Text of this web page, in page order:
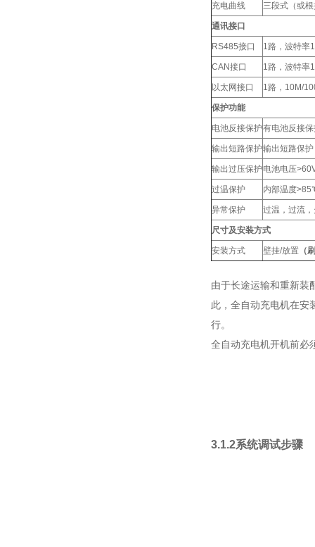
充电曲线 三段式（或
通讯接口
RS485接口 1路，波特率
CAN接口 1路，波特率
以太网接口 1路，10M/
保护功能
电池反接保护有电池反接
输出短路保护输出短路保
输出过压保护电池电压
过温保护 内部温度
异常保护 过温，过流
尺寸及安装方式
安装方式 壁挂/放置 （
由于长途运输和重新装
此， 全自动充电机在安
行。
全自动充电机开机前必
3.1.2系统调试步骤